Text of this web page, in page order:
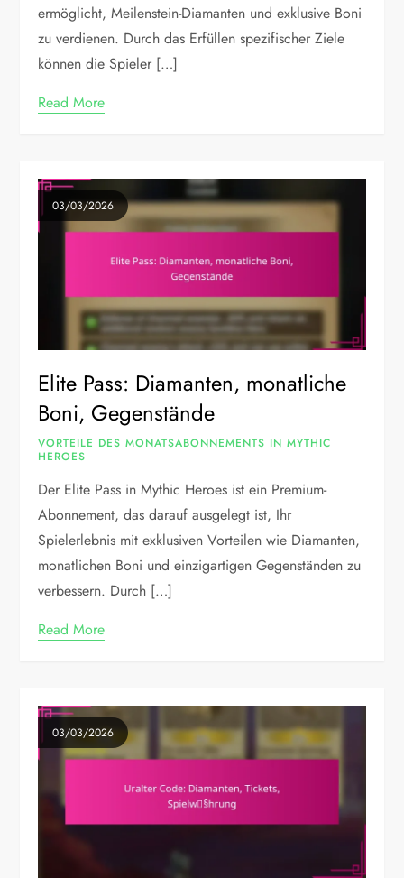
ermöglicht, Meilenstein-Diamanten und exklusive Boni
zu verdienen. Durch das Erfüllen spezifischer Ziele
können die Spieler […]
Read More
03/03/2026
Elite Pass: Diamanten, monatliche
Boni, Gegenstände
VORTEILE DES MONATSABONNEMENTS IN MYTHIC
HEROES
Der Elite Pass in Mythic Heroes ist ein Premium-
Abonnement, das darauf ausgelegt ist, Ihr
Spielerlebnis mit exklusiven Vorteilen wie Diamanten,
monatlichen Boni und einzigartigen Gegenständen zu
verbessern. Durch […]
Read More
03/03/2026